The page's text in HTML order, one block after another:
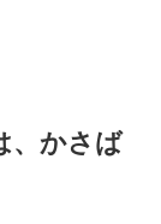
、かさば